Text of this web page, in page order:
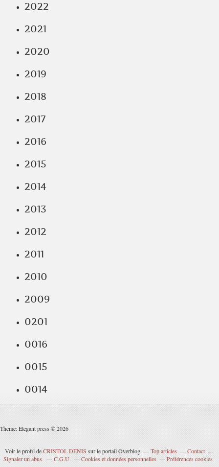
2022
2021
2020
2019
2018
2017
2016
2015
2014
2013
2012
2011
2010
2009
0201
0016
0015
0014
Theme: Elegant press © 2026
Voir le profil deCRISTOL DENIS sur le portail Overblog Top articles
Contact
Signaler un abus
C.G.U. Cookies et données personnelles Préférences cookies